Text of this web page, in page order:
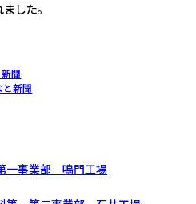
した。
聞
新聞